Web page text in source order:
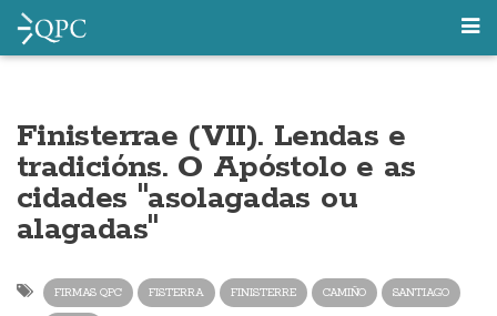
Finisterrae (VII). Lendas e
tradicións. O Apóstolo e as
cidades "asolagadas ou
alagadas"
FIRMAS QPC FISTERRA FINISTERRE CAMIÑO SANTIAGO